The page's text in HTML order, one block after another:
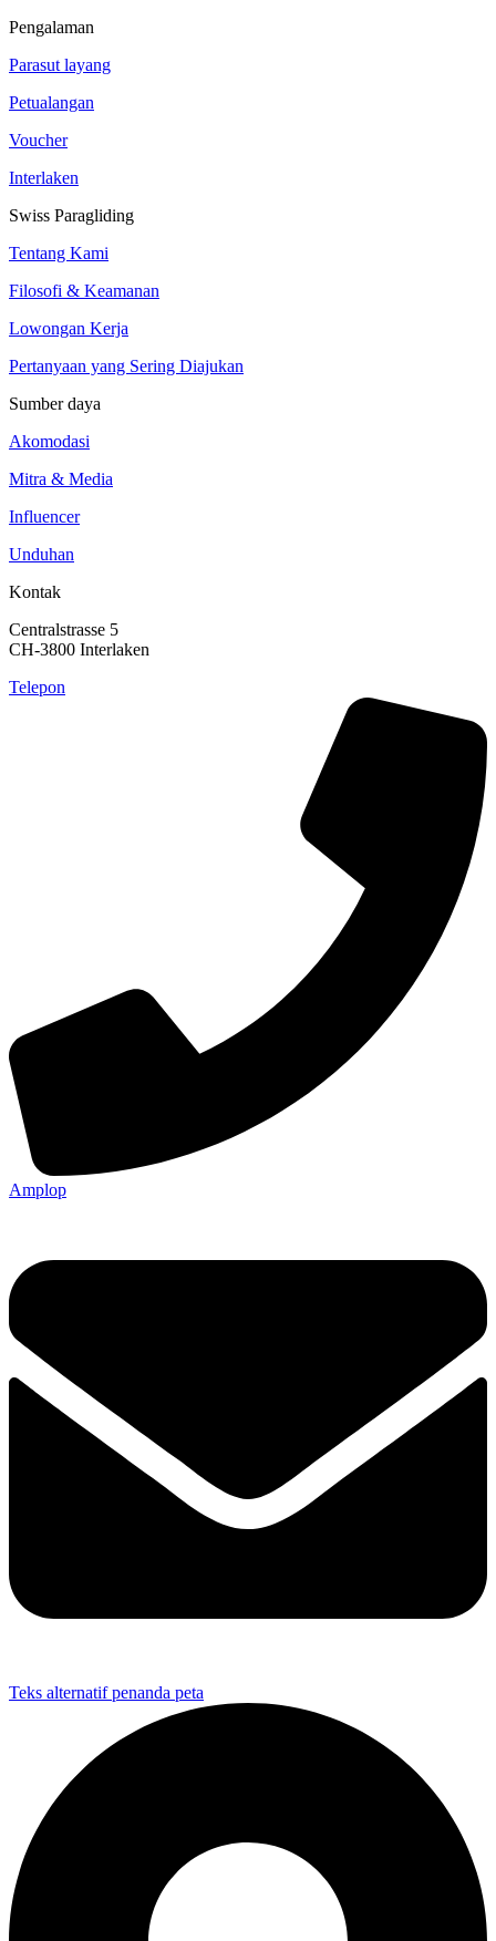
Pengalaman
Parasut layang
Petualangan
Voucher
Interlaken
Swiss Paragliding
Tentang Kami
Filosofi & Keamanan
Lowongan Kerja
Pertanyaan yang Sering Diajukan
Sumber daya
Akomodasi
Mitra & Media
Influencer
Unduhan
Kontak
Centralstrasse 5
CH-3800 Interlaken
Telepon
Amplop
Teks alternatif penanda peta